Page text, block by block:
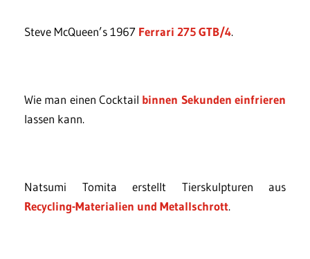
Steve McQueen’s 1967 Ferrari 275 GTB/4.
Wie man einen Cocktail binnen Sekunden einfrieren
lassen kann.
Natsumi Tomita erstellt Tierskulpturen aus
Recycling-Materialien und Metallschrott.